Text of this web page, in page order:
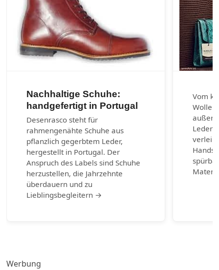
Nachhaltige Schuhe:
handgefertigt in Portugal
Desenrasco steht für
rahmengenähte Schuhe aus
pflanzlich gegerbtem Leder,
hergestellt in Portugal. Der
Anspruch des Labels sind Schuhe
herzustellen, die Jahrzehnte
überdauern und zu
Lieblingsbegleitern →
Vom
Wolle
Werbung